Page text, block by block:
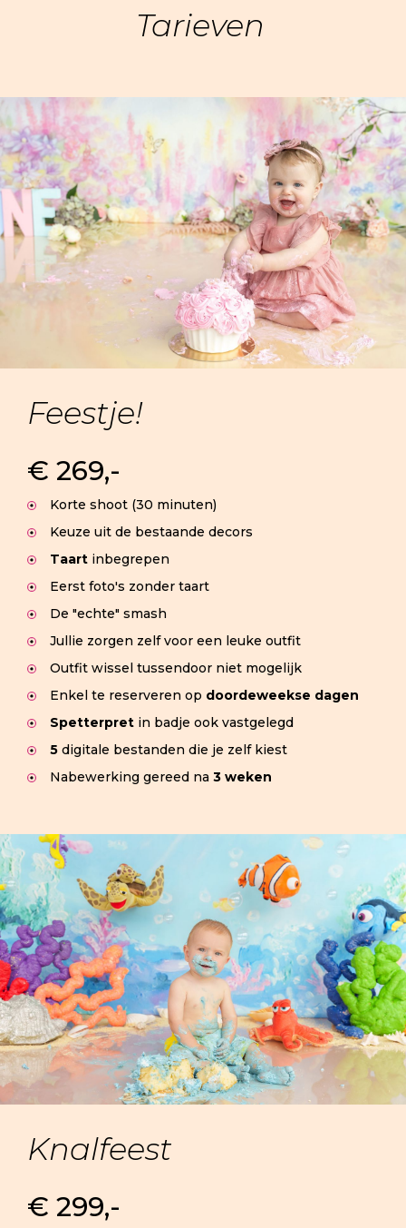
Tarieven
Feestje!
€ 269,-
Korte shoot (30 minuten)
Keuze uit de bestaande decors
Taart inbegrepen
Eerst foto's zonder taart
De "echte" smash
Jullie zorgen zelf voor een leuke outfit
Outfit wissel tussendoor niet mogelijk
Enkel te reserveren op doordeweekse dagen
Spetterpret in badje ook vastgelegd
5 digitale bestanden die je zelf kiest
Nabewerking gereed na 3 weken
Knalfeest
€ 299,-